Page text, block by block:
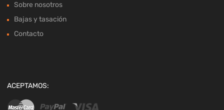
Sobre nosotros
Bajas y tasación
Contacto
ACEPTAMOS: